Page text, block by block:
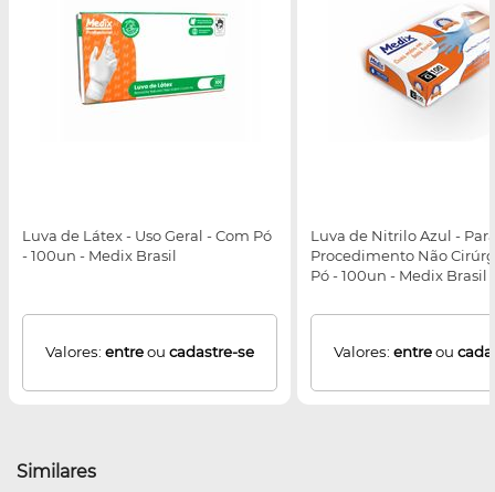
Luva de Látex - Uso Geral - Com Pó
- 100un - Medix Brasil
Valores: entreou cadastre-se
Luva de Nitrilo Azul -
Procedimento Não
Pó - 100un - Medix Brasil
Valores: entreou
Similares